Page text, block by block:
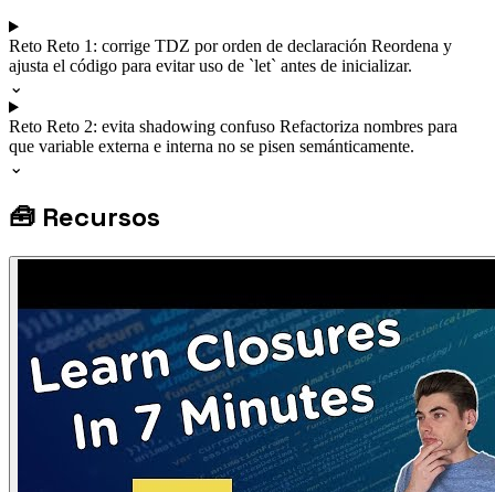
Reto Reto 1: corrige TDZ por orden de declaración Reordena y
ajusta el código para evitar uso de `let` antes de inicializar.
⌄
Reto Reto 2: evita shadowing confuso Refactoriza nombres para
que variable externa e interna no se pisen semánticamente.
⌄
🧰 Recursos